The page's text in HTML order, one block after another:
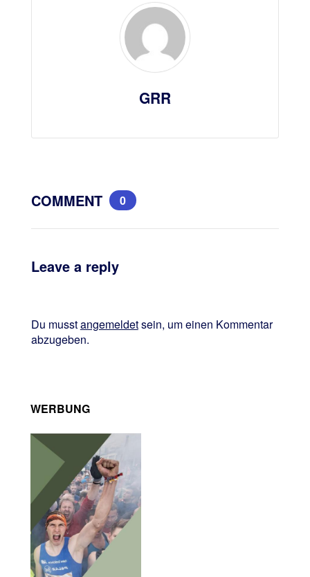
GRR
COMMENT 0
Leave a reply
Du musstangemeldetsein, um einen Kommentar
abzugeben.
WERBUNG